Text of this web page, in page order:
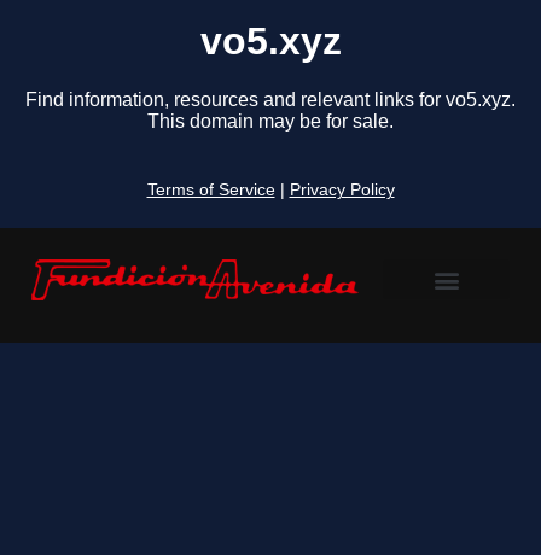
vo5.xyz
Find information, resources and relevant links for vo5.xyz.
This domain may be for sale.
Terms of Service Privacy Policy